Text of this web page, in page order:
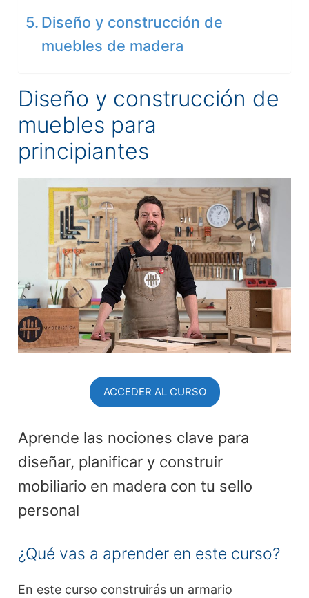
Diseño y construcción de
muebles de madera
Diseño y construcción de
muebles para
principiantes
ACCEDER AL CURSO
Aprende las nociones clave para
diseñar, planificar y construir
mobiliario en madera con tu sello
personal
¿Qué vas a aprender en este curso?
En este curso construirás un armario